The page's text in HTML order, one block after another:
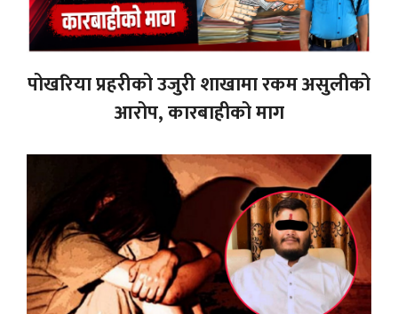
पोखरिया प्रहरीको उजुरी शाखामा रकम असुलीको
आरोप, कारबाहीको माग